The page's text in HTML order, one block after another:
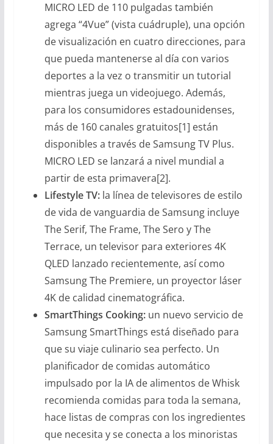
MICRO LED de 110 pulgadas también
agrega “4Vue” (vista cuádruple), una opción
de visualización en cuatro direcciones, para
que pueda mantenerse al día con varios
deportes a la vez o transmitir un tutorial
mientras juega un videojuego. Además,
para los consumidores estadounidenses,
más de 160 canales gratuitos[1] están
disponibles a través de Samsung TV Plus.
MICRO LED se lanzará a nivel mundial a
partir de esta primavera[2].
Lifestyle TV: la línea de televisores de estilo
de vida de vanguardia de Samsung incluye
The Serif, The Frame, The Sero y The
Terrace, un televisor para exteriores 4K
QLED lanzado recientemente, así como
Samsung The Premiere, un proyector láser
4K de calidad cinematográfica.
SmartThings Cooking: un nuevo servicio de
Samsung SmartThings está diseñado para
que su viaje culinario sea perfecto. Un
planificador de comidas automático
impulsado por la IA de alimentos de Whisk
recomienda comidas para toda la semana,
hace listas de compras con los ingredientes
que necesita y se conecta a los minoristas